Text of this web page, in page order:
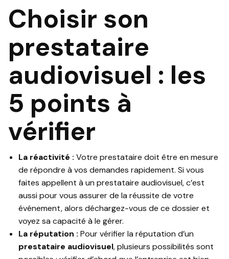
Choisir son
prestataire
audiovisuel : les
5 points à
vérifier
La réactivité : Votre prestataire doit être en mesure
de répondre à vos demandes rapidement. Si vous
faites appellent à un prestataire audiovisuel, c’est
aussi pour vous assurer de la réussite de votre
événement, alors déchargez-vous de ce dossier et
voyez sa capacité à le gérer.
La réputation : Pour vérifier la réputation d’un
prestataire audiovisuel, plusieurs possibilités sont